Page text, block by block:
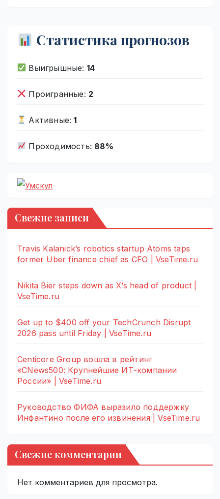
Статистика прогнозов
Выигрышные: 14
Проигранные: 2
Активные:1
Проходимость: 88%
Свежие записи
Travis Kalanick’s robotics startup Atoms taps
former Uber finance chief as CFO | VseTime.ru
Nikita Bier steps down as X’s head of product |
VseTime.ru
Get up to $400 off your TechCrunch Disrupt
2026 pass until Friday | VseTime.ru
Centicore Group вошла в рейтинг
«CNews500: Крупнейшие ИТ-компании
России» | VseTime.ru
Руководство ФИФА выразило поддержку
Инфантино после его извинения | VseTime.ru
Свежие комментарии
Нет комментариев для просмотра.